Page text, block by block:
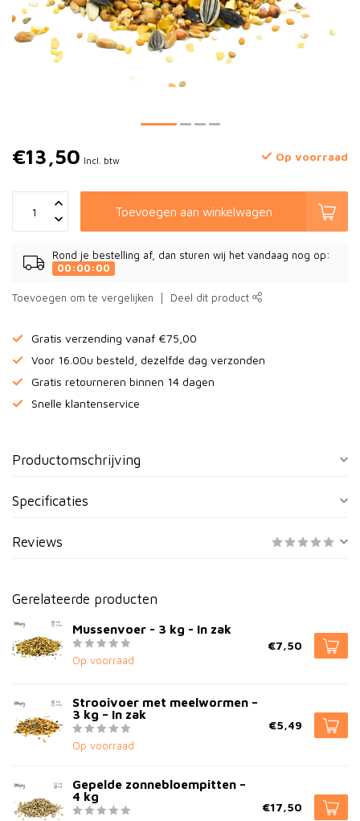
€13,50 Incl. btw Op voorraad
Toevoegen aan winkelwagen
Rond je bestelling af, dan sturen wij het vandaag nog op:
00:00:00
Toevoegen om te vergelijken Deel dit product
Gratis verzending vanaf €75,00
Voor 16.00u besteld, dezelfde dag verzonden
Gratis retourneren binnen 14 dagen
Snelle klantenservice
Productomschrijving
Specificaties
Reviews
Gerelateerde producten
Mussenvoer - 3 kg - In zak
Op voorraad
€7,50
Strooivoer met meelwormen –
3 kg – In zak
Op voorraad
€5,49
Gepelde zonnebloempitten –
4 kg
€17,50